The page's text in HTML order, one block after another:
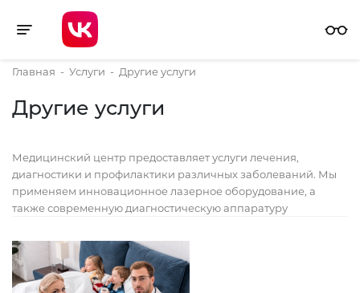
Toggle navigation
Главная - Услуги - Другие услуги
Другие услуги
Медицинский центр предоставляет услуги лечения,
диагностики и профилактики различных заболеваний. Мы
применяем инновационное лазерное оборудование, а
также современную диагностическую аппаратуру